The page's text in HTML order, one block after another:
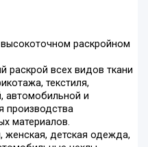
раскройном
раскрой всех видов ткани
текстиля,
автомобильной и
производства
материалов.
женская, детская одежда,